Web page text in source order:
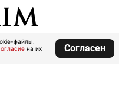
файлы.
на их
Согласен